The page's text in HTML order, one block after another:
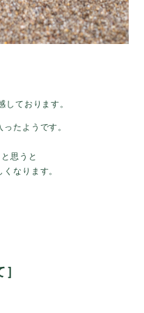
しております。
たようです。
思うと
なります。